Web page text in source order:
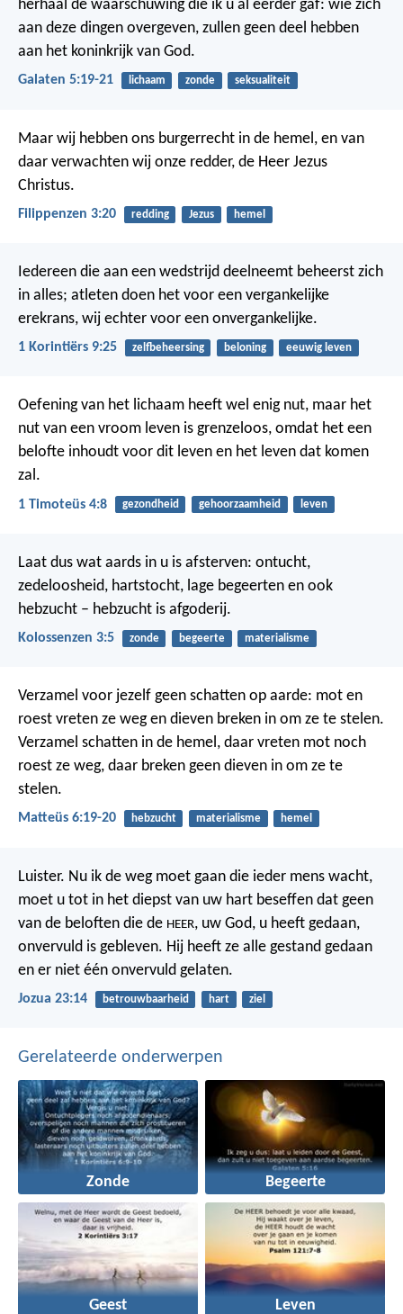
herhaal de waarschuwing die ik u al eerder gaf: wie zich
aan deze dingen overgeven, zullen geen deel hebben
aan het koninkrijk van God.
Galaten 5:19-21 lichaam zonde seksualiteit
Maar wij hebben ons burgerrecht in de hemel, en van
daar verwachten wij onze redder, de Heer Jezus
Christus.
Filippenzen 3:20 redding Jezus hemel
Iedereen die aan een wedstrijd deelneemt beheerst zich
in alles; atleten doen het voor een vergankelijke
erekrans, wij echter voor een onvergankelijke.
1 Korintiërs 9:25 zelfbeheersing beloning eeuwig leven
Oefening van het lichaam heeft wel enig nut, maar het
nut van een vroom leven is grenzeloos, omdat het een
belofte inhoudt voor dit leven en het leven dat komen
zal.
1 Timoteüs 4:8 gezondheid gehoorzaamheid leven
Laat dus wat aards in u is afsterven: ontucht,
zedeloosheid, hartstocht, lage begeerten en ook
hebzucht – hebzucht is afgoderij.
Kolossenzen 3:5 zonde begeerte materialisme
Verzamel voor jezelf geen schatten op aarde: mot en
roest vreten ze weg en dieven breken in om ze te stelen.
Verzamel schatten in de hemel, daar vreten mot noch
roest ze weg, daar breken geen dieven in om ze te
stelen.
Matteüs 6:19-20 hebzucht materialisme hemel
Luister. Nu ik de weg moet gaan die ieder mens wacht,
moet u tot in het diepst van uw hart beseffen dat geen
van de beloften die de HEER, uw God, u heeft gedaan,
onvervuld is gebleven. Hij heeft ze alle gestand gedaan
en er niet één onvervuld gelaten.
Jozua 23:14 betrouwbaarheid hart ziel
Gerelateerde onderwerpen
Zonde Begeerte
Geest Leven